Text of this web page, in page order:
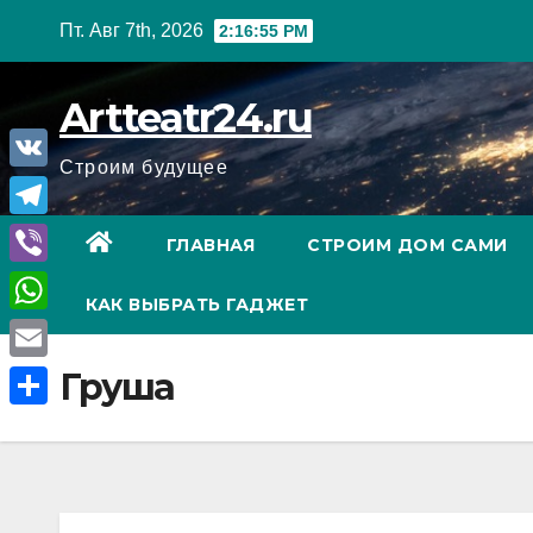
Пт. Авг 7th, 2026 2:16:56 PM
Artteatr24.ru
Строим будущее
ГЛАВНАЯ СТРОИМ ДОМ САМИ
КАК ВЫБРАТЬ ГАДЖЕТ
Груша
V
K
T
e
l
e
g
V
i
b
e
W
h
a
t
E